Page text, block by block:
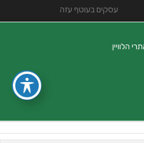
עסקים בעוטף עזה
הלוויין